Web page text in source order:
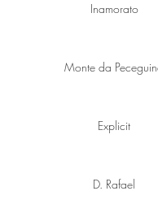
Inamorato
Monte da
Explicit
D. Rafael